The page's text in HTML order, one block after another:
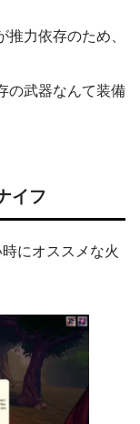
力依存のため、
の武器なんて装備
イフ
にオススメな火